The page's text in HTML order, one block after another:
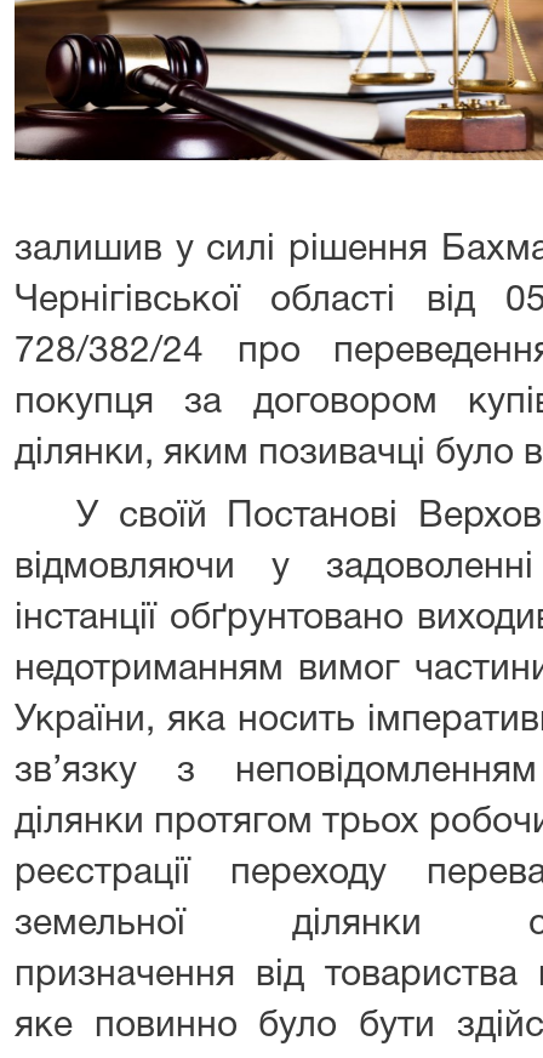
залишив у силі рішення
Чернігівської області
728/382/24 про
покупця за договором
ділянки, яким позивачці було
У своїй Постанові
відмовляючи у
інстанції обґрунтовано
недотриманням вимог
України, яка носить
зв’язку з
ділянки протягом трьох
реєстрації переходу
земельної ділянки
призначення від
яке повинно було бути